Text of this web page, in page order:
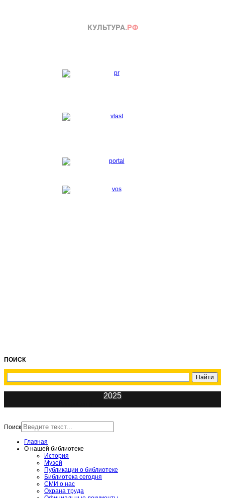
ПОИСК
2025
Поиск
Главная
О нашей библиотеке
История
Музей
Публикации о библиотеке
Библиотека сегодня
СМИ о нас
Охрана труда